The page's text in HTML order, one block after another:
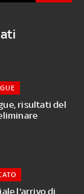
risultati del
l'arrivo di